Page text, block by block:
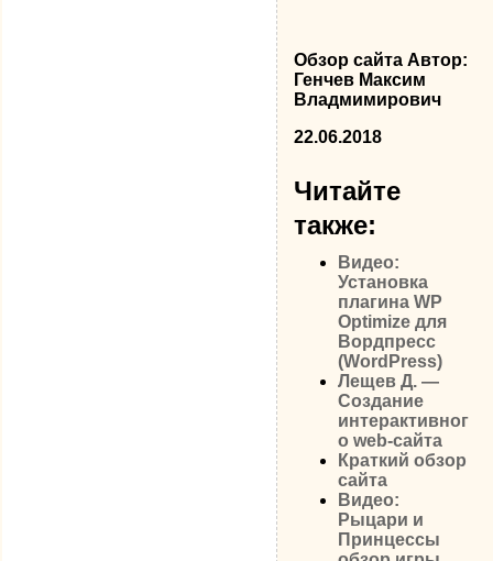
Обзор сайта Автор:
Генчев Максим
Владмимирович
22.06.2018
Читайте
также:
Видео:
Установка
плагина WP
Optimize для
Вордпресс
(WordPress)
Лещев Д. —
Создание
интерактивног
о web-сайта
Краткий обзор
сайта
Видео:
Рыцари и
Принцессы